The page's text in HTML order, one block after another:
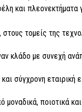
και πλεονεκτήματα
τομείς της
κλάδο με συνεχή
σύγχρονη εταιρική
μοναδικά, ποιοτικά